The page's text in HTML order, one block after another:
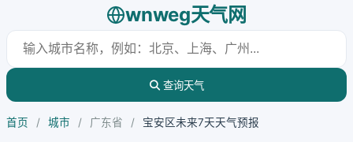
wnweg天气网
查询天气
首页 / 城市 / 广东省 / 宝安区未来7天天气预报